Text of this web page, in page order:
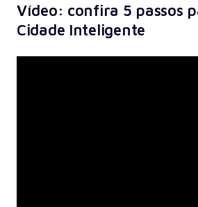
Vídeo: confira 5 passos
Cidade Inteligente